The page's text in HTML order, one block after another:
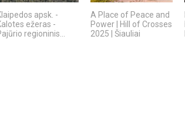
apsk. -
ežeras -
regioninis...
A Place of Peace and
Power | Hill of Crosses
2025 | Šiauliai